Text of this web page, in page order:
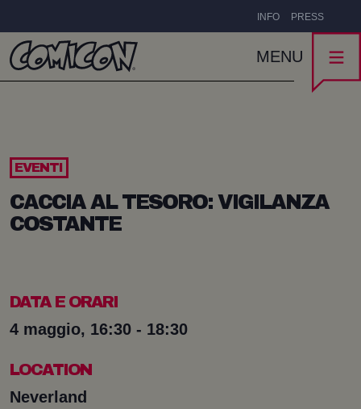
INFO PRESS
MENU
EVENTI
CACCIA AL TESORO: VIGILANZA
COSTANTE
DATA E ORARI
4 maggio, 16:30 - 18:30
LOCATION
Neverland